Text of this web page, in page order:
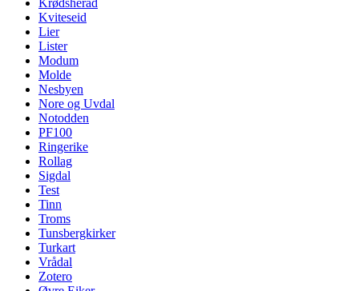
Krødsherad
Kviteseid
Lier
Lister
Modum
Molde
Nesbyen
Nore og Uvdal
Notodden
PF100
Ringerike
Rollag
Sigdal
Test
Tinn
Troms
Tunsbergkirker
Turkart
Vrådal
Zotero